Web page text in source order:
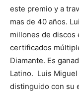
este premio y a
mas de 40 años.
millones de discos
certificados
Diamante. Es
Latino. Luis
distinguido con su